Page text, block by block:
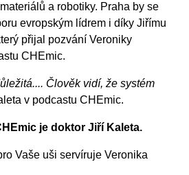
a robotiky. Praha by se
evropským lídrem i díky Jiřímu
přijal pozvání Veroniky
CHEmic.
Člověk vidí, že systém
v podcastu CHEmic.
je doktor Jiří Kaleta.
Vaše uši servíruje Veronika